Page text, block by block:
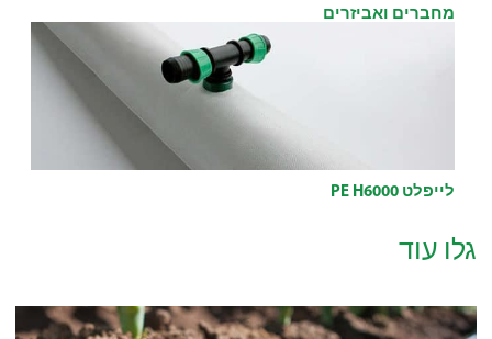
מחברים ואביזרים
לייפלט PE H6000
גלו עוד